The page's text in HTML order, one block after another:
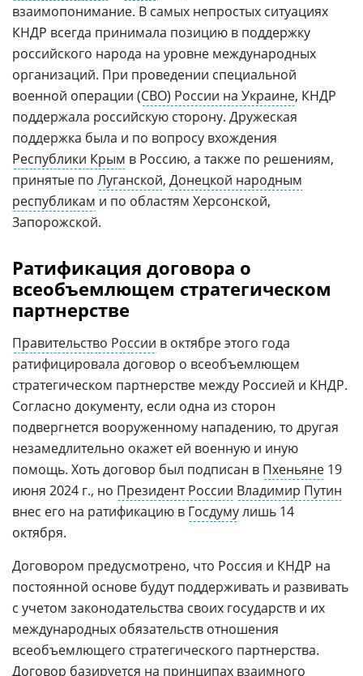
взаимопонимание. В самых непростых ситуациях
КНДР всегда принимала позицию в поддержку
российского народа на уровне международных
организаций. При проведении специальной
военной операции (СВО) России на Украине, КНДР
поддержала российскую сторону. Дружеская
поддержка была и по вопросу вхождения
Республики Крым в Россию, а также по решениям,
принятые по Луганской, Донецкой народным
республикам и по областям Херсонской,
Запорожской.
Ратификация договора о
всеобъемлющем стратегическом
партнерстве
Правительство России в октябре этого года
ратифицировала договор о всеобъемлющем
стратегическом партнерстве между Россией и КНДР.
Согласно документу, если одна из сторон
подвергнется вооруженному нападению, то другая
незамедлительно окажет ей военную и иную
помощь. Хоть договор был подписан в Пхеньяне 19
июня 2024 г., но Президент России Владимир Путин
внес его на ратификацию в Госдумулишь 14
октября.
Договором предусмотрено, что Россия и КНДР на
постоянной основе будут поддерживать и развивать
с учетом законодательства своих государств и их
международных обязательств отношения
всеобъемлющего стратегического партнерства.
Договор базируется на принципах взаимного